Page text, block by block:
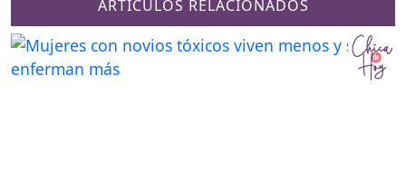
ARTÍCULOS RELACIONADOS